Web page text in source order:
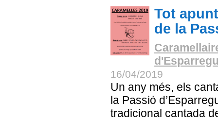
Tot
de la
16/04/2019
Un any més, els
la Passió
tradicional cantada